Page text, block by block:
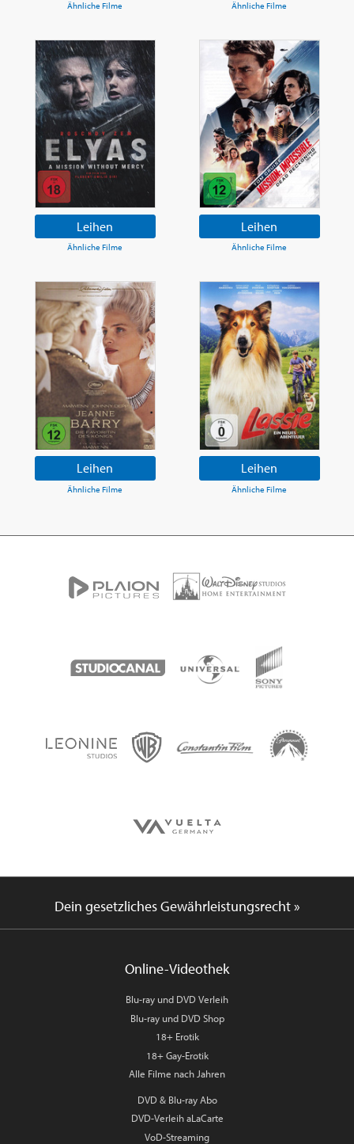
Ähnliche Filme Ähnliche Filme
Leihen
Ähnliche Filme
Leihen
Ähnliche Filme
Leihen
Ähnliche Filme
Leihen
Ähnliche Filme
Dein gesetzliches Gewährleistungsrecht »
Online-Videothek
Blu-ray und DVD Verleih
Blu-ray und DVD Shop
18+ Erotik
18+ Gay-Erotik
Alle Filme nach Jahren
DVD & Blu-ray Abo
DVD-Verleih aLaCarte
VoD-Streaming